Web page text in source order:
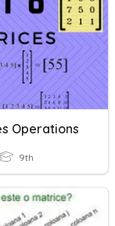
Operations
9th